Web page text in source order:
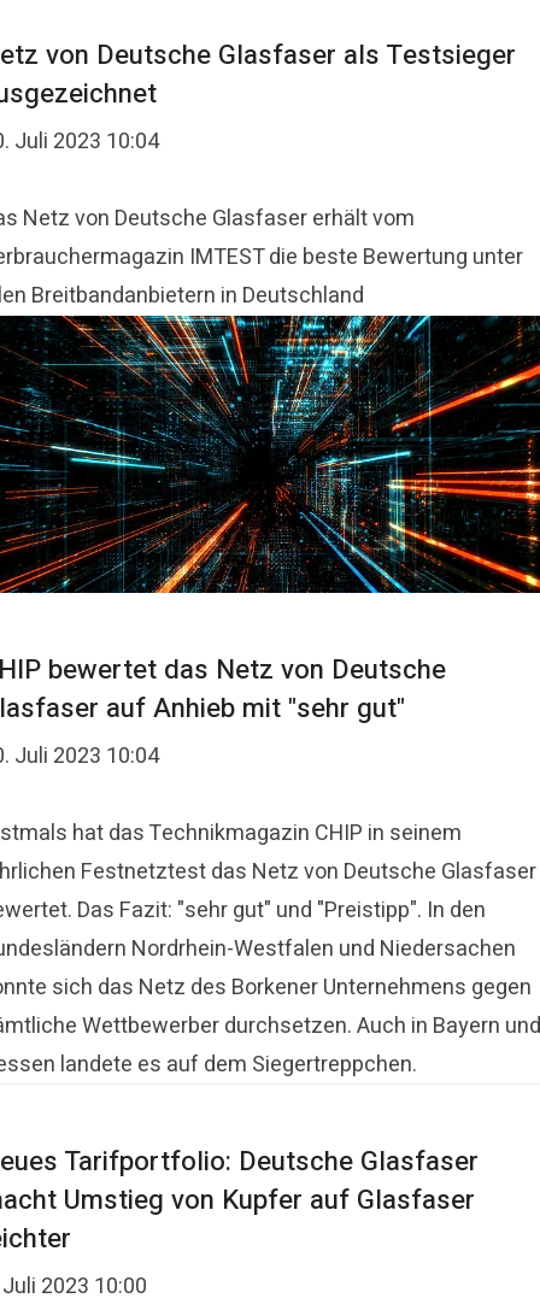
von Deutsche Glasfaser als Testsieger
Juli 2023 10:04
Netz von Deutsche Glasfaser erhält vom
IMTEST die beste Bewertung unter
Breitbandanbietern in Deutschland
bewertet das Netz von Deutsche
auf Anhieb mit "sehr gut"
Juli 2023 10:04
hat das Technikmagazin CHIP in seinem
Festnetztest das Netz von Deutsche Glasfaser
Das Fazit: "sehr gut" und "Preistipp". In den
Nordrhein-Westfalen und Niedersachen
sich das Netz des Borkener Unternehmens gegen
Wettbewerber durchsetzen. Auch in Bayern und
landete es auf dem Siegertreppchen.
Tarifportfolio: Deutsche Glasfaser
Umstieg von Kupfer auf Glasfaser
2023 10:00